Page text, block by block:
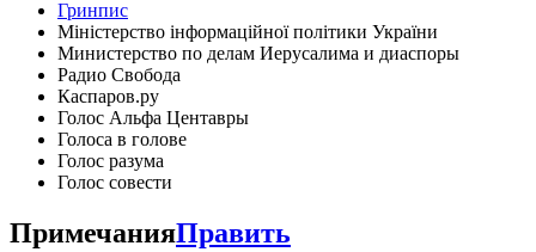
Гринпис
Міністерство інформаційної політики України
Министерство по делам Иерусалима и диаспоры
Радио Свобода
Каспаров.ру
Голос Альфа Центавры
Голоса в голове
Голос разума
Голос совести
ПримечанияПравить